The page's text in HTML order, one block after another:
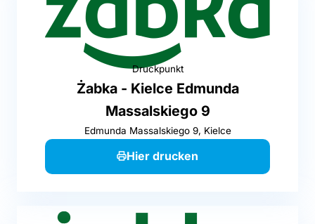
Druckpunkt
Żabka - Kielce Edmunda
Massalskiego 9
Edmunda Massalskiego 9, Kielce
Hier drucken